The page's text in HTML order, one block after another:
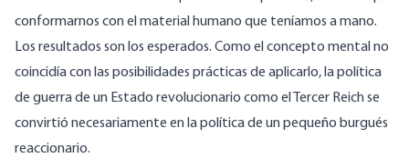
conformarnos con el material humano que teníamos a mano.
Los resultados son los esperados. Como el concepto mental no
coincidía con las posibilidades prácticas de aplicarlo, la política
de guerra de un Estado revolucionario como el Tercer Reich se
convirtió necesariamente en la política de un pequeño burgués
reaccionario.